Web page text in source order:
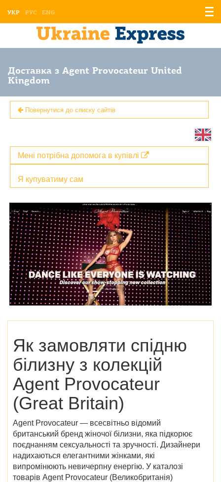
УКР РУС ENG
Доставка з Agent Provocateur United
Kingdom
Повернутися до списку сайтів
Я купуватиму сам
Мені потрібна допомога в купівлі
Як замовляти спідню
білизну з колекцій
Agent Provocateur
(Great Britain)
Agent Provocateur — всесвітньо відомий
британський бренд жіночої білизни, яка підкорює
поєднанням сексуальності та зручності. Дизайнери
надихаються елегантними жінками, які
випромінюють невичерпну енергію. У каталозі
товарів Agent Provocateur (Великобританія)